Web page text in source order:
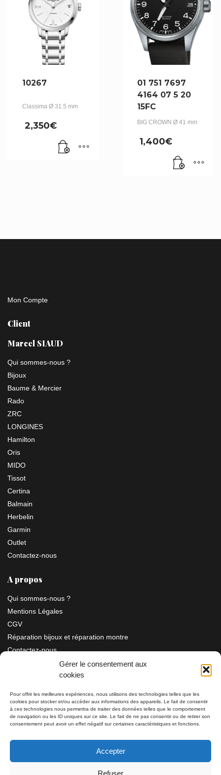
Gérer le consentement aux
cookies
Pour offrir les meilleures expériences, nous utilisons des technologies telles que les
cookies pour stocker et/ou accéder aux informations des appareils. Le fait de consentir
à ces technologies nous permettra de traiter des données telles que le comportement
de navigation ou les ID uniques sur ce site. Le fait de ne pas consentir ou de retirer son
consentement peut avoir un effet négatif sur certaines caractéristiques et fonctions.
Accepter
Refuser
10267
Classima Ø 31.5 mm
2,350€
01 751 7697
4164 07 5 20
15FC
BIG CROWN Ø 41 mm
1,400€
Mon Compte
Client
Marcel SIAUD
Qui sommes-nous ?
Bijoux
Baume & Mercier
Rado
ZRC
LONGINES
Hamilton
Oris
MIDO
Tissot
Certina
Balmain
Herbelin
Garmin
Outlet
Contactez-nous
A propos
Qui sommes-nous ?
Mentions Légales
CGV
Réparation bijoux et réparation montre
Contactez-nous
Information
Bijouterie SIAUD11 rue Masséna 06000 NICE
Tél: 04 93 82 29 34 / 09 78 81 68 81